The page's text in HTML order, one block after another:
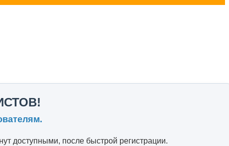
доступными, после быстрой регистрации.